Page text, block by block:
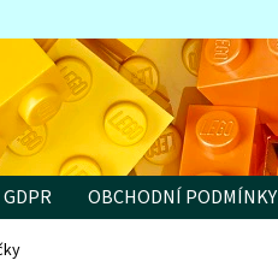
GDPR OBCHODNÍ PODMÍNKY